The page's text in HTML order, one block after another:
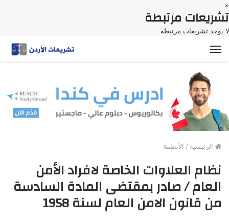
×
تشريعات مرتبطة
لا يوجد تشريعات مرتبطة
القائمة
الرئيسية / الأنظمة
نظام العلاوات الخاصة لافراد الأمن
العام / صادر بمقتضى المادة السادسة
من قانون الامن العام لسنة 1958